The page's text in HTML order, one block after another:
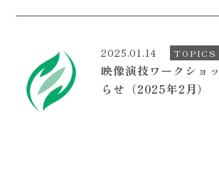
2025.01.14 TOPICS
映像演技ワークショ
らせ（2025年2月）